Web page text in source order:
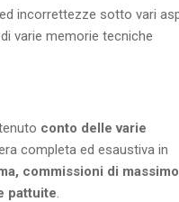
incorrettezze sotto vari
varie memorie tecniche
conto delle varie
completa ed esaustiva in
commissioni di massimo
pattuite.